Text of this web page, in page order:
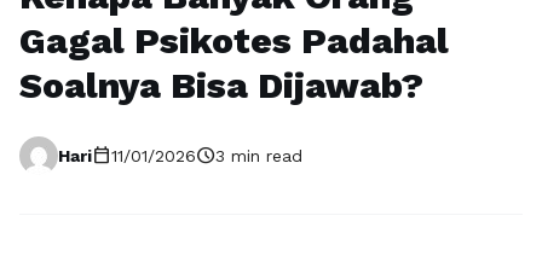
Gagal Psikotes Padahal
Soalnya Bisa Dijawab?
Haricalendar_today11/01/2026schedule3 min read